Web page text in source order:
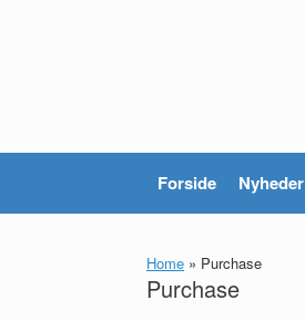
Forside Nyheder
Home » Purchase
Purchase